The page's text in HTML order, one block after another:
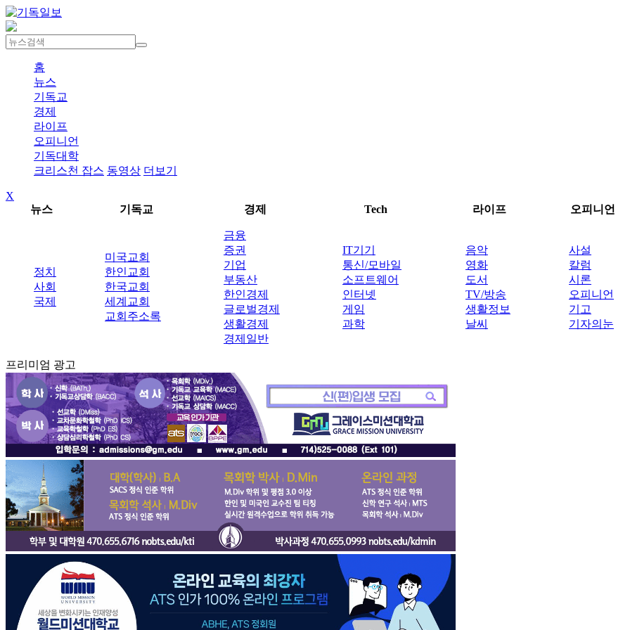
홈
뉴스
기독교
경제
라이프
오피니언
기독대학
크리스천 잡스 동영상 더보기
X
뉴스
기독교 경제 Tech 라이프 오피니언
정치
사회
국제
미국교회
한인교회
한국교회
세계교회
교회주소록
금융
증권
기업
부동산
한인경제
글로벌경제
생활경제
경제일반
IT기기
통신/모바일
소프트웨어
인터넷
게임
과학
음악
영화
도서
TV/방송
생활정보
날씨
사설
칼럼
시론
오피니언
기고
기자의눈
프리미엄 광고